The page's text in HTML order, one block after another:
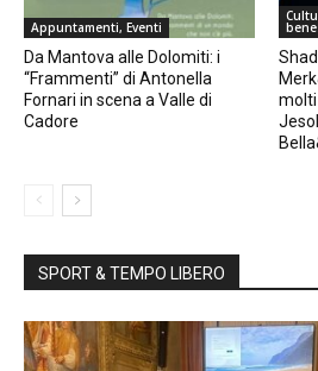
Appuntamenti, Eventi
Da Mantova alle Dolomiti: i
“Frammenti” di Antonella
Fornari in scena a Valle di
Cadore
molti
SPORT & TEMPO LIBERO